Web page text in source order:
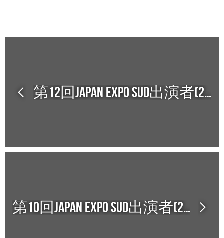
第12回Japan Expo Sud出演者(2022)
第10回Japan Expo Sud出演者(2019)